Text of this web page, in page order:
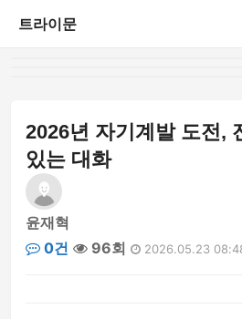
트라이문
2026년 자기계발 도전,
있는 대화
윤재혁
0건
96회 2026.05.23